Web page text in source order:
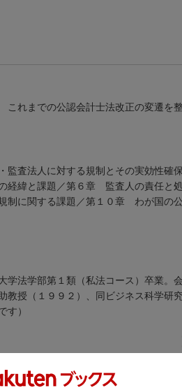
れまでの公認会計士法改正の変遷を
査法人に対する規制とその実効性確
経緯と課題／第６章 監査人の責任と
に関する課題／第１０章 わが国の
法学部第１類（私法コース）卒業。
授（１９９２）、同ビジネス科学研
す）